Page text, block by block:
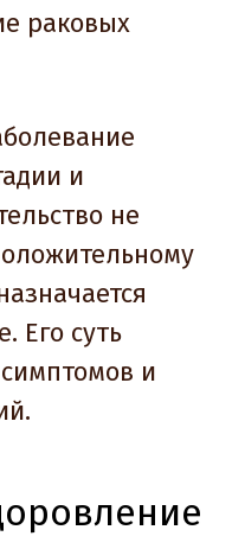
раковых
и
не
Его суть
и